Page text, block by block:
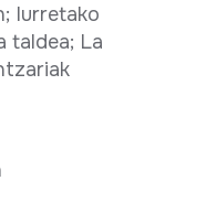
Iurretako
taldea; La